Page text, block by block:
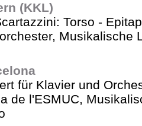
(KKL)
Torso -
Musikalische
für Klavier und
de l'ESMUC,